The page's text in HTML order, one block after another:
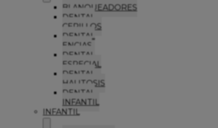
BLANQUEADORES
DENTAL
CEPILLOS
DENTAL
ENCIAS
DENTAL
ESPECIAL
DENTAL
HALITOSIS
DENTAL
INFANTIL
INFANTIL